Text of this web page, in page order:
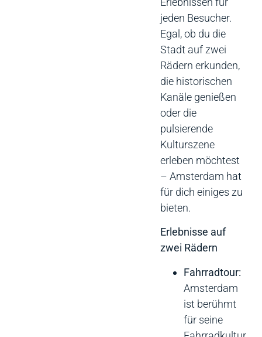
jeden Besucher.
Egal, ob du die
Stadt auf zwei
Rädern erkunden,
die historischen
Kanäle genießen
oder die
pulsierende
Kulturszene
erleben möchtest
– Amsterdam hat
für dich einiges zu
bieten.
Erlebnisse auf
zwei Rädern
Fahrradtour:
Amsterdam
ist berühmt
für seine